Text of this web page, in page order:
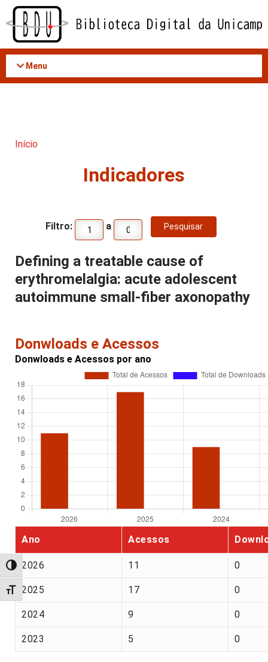
Acessar
conteúdo
Alternar alto contraste
Alternar tamanho da fonte
Menu
Início
Indicadores
Filtro: a
Defining a treatable cause of
erythromelalgia: acute adolescent
autoimmune small-fiber axonopathy
Donwloads e Acessos
Donwloads e Acessos por ano
Ano Acessos
2026 11 0
2025 17 0
2024 9 0
2023 5 0